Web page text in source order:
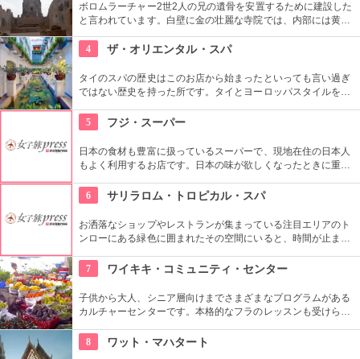
ボロムラーチャー2世2人の兄の遺骨を安置するために建設した
と言われています。白壁に金の壮麗な寺院では、内部には黄金
の仏像があるなど見ごたえ十分です。また敷地内には、金閣寺
の造りを模した日本人納骨堂もあります。
4 ザ・オリエンタル・スパ
タイのスパの歴史はこのお店から始まったといっても言い過ぎ
ではない歴史を持った所です。タイとヨーロッパスタイルを混
です。
5 フジ・スーパー
日本の食材も豊富に扱っているスーパーで、現地在住の日本人
もよく利用するお店です。日本の味が欲しくなったときに重宝
もいいですよ。
6 サリラロム・トロピカル・スパ
お洒落なショップやレストランが集まっている注目エリアのト
ンローにある緑色に囲まれたその空間にいると、時間が止まっ
す。もちろんトリートメント・マッサージも充実、素敵なティ
ールームもあります。
7 ワイキキ・コミュニティ・センター
子供から大人、シニア層向けまでさまざまなプログラムがある
カルチャーセンターです。本格的なフラのレッスンも受けられ
菜・果物が買える、週2回のファーマーズマーケットも好評で
す。
8 ワット・マハタート